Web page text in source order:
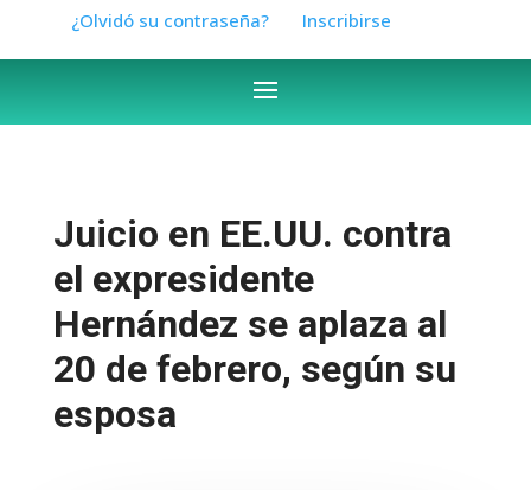
¿Olvidó su contraseña? Inscribirse
Juicio en EE.UU. contra
el expresidente
Hernández se aplaza al
20 de febrero, según su
esposa